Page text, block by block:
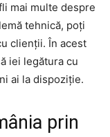
mai multe despre
tehnică, poți
clienții. În acest
iei legătura cu
ai la dispoziție.
prin